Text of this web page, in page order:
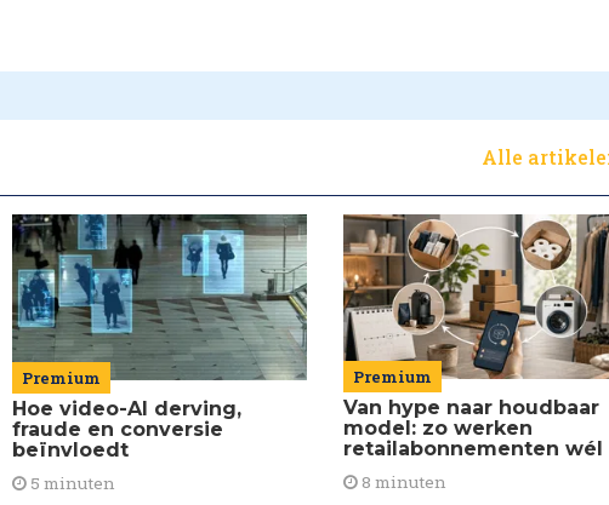
Alle
Premium
Hoe video-AI derving,
fraude en conversie
beïnvloedt
5 minuten
Premium
Van hype naar houdbaar
model: zo werken
retailabonnementen wél
8 minuten